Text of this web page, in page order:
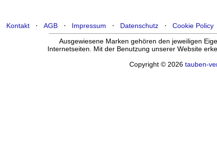
Kontakt· AGB· Impressum · Datenschutz· Cookie Policy
Ausgewiesene Marken gehören den jeweiligen
Internetseiten. Mit der Benutzung unserer Website
Copyright © 2026 tauben-